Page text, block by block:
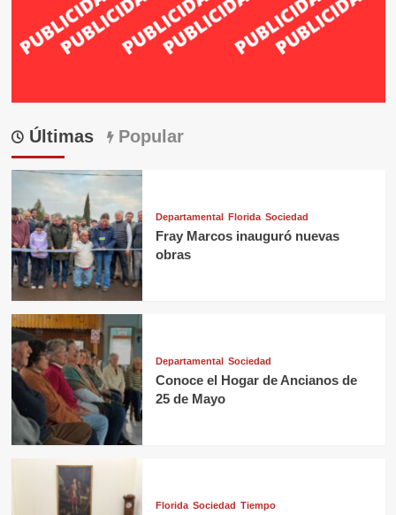
Últimas Popular
Departamental Florida Sociedad
Fray Marcos inauguró nuevas
obras
Departamental Sociedad
Conoce el Hogar de Ancianos de
25 de Mayo
Florida Sociedad Tiempo